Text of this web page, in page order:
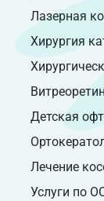
Лазерная
Хирургия
Детская
Лечение
Услуги по